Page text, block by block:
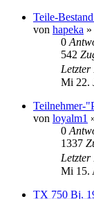
Teile-
von hapeka »
0
542
Mi 22.
Teilnehmer-
von loyalm1
0
1337
Mi 15.
TX 750 Bj.